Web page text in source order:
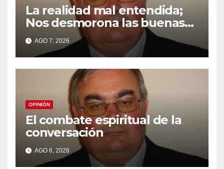
La realidad mal entendida;
Nos desmorona las buenas
intensiones
AGO 7, 2026
OPINIÓN
El combate espiritual de la
conversación
AGO 6, 2026